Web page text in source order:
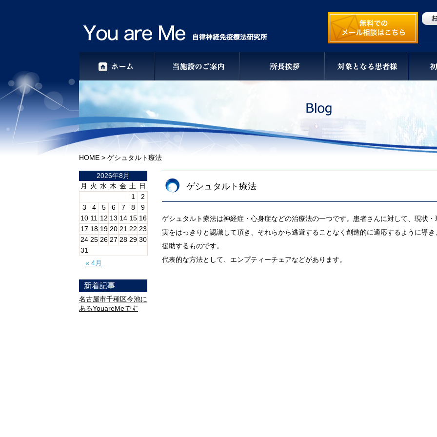
HOME > ゲシュタルト療法
ゲシュタルト療法
ゲシュタルト療法は神経症・心身症などの治療法の一つです。患者さんに対して、現状・
実をはっきりと認識して頂き、それらから逃避することなく創造的に適応するように導き
援助するものです。
代表的な方法として、エンプティーチェアなどがあります。
2026年8月
月
火 水 木 金 土 日
« 4月
1
2
3
4 5 6 7 8
9
10 11 12 13 14 15 16
17 18 19 20 21 22 23
24 25 26 27 28 29 30
31
新着記事
名古屋市千種区今池に
あるYouareMeです